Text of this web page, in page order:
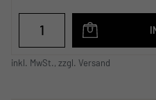
inkl. MwSt., zzgl. Versand